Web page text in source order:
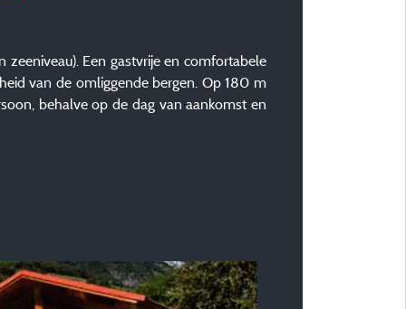
Een gastvrije en comfortabele
van de omliggende bergen. Op 180 m
behalve op de dag van aankomst en